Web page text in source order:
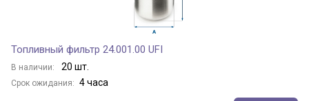
Топливный фильтр 24.001.00 UFI
В наличии: 20 шт.
Срок ожидания: 4 часа